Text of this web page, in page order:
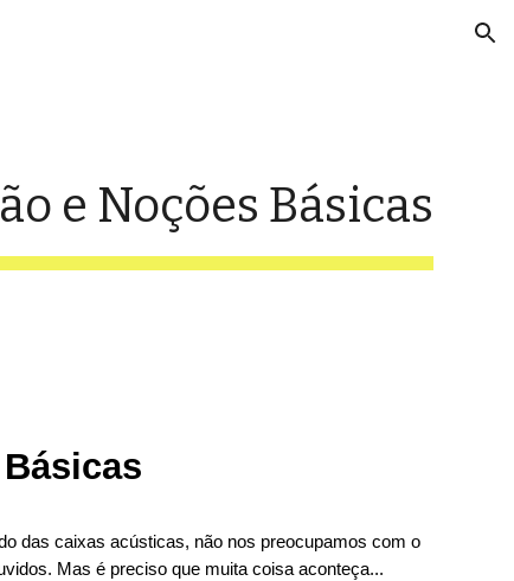
e Noções Básicas
das caixas acústicas, não nos preocupamos com o
Mas é preciso que muita coisa aconteça...